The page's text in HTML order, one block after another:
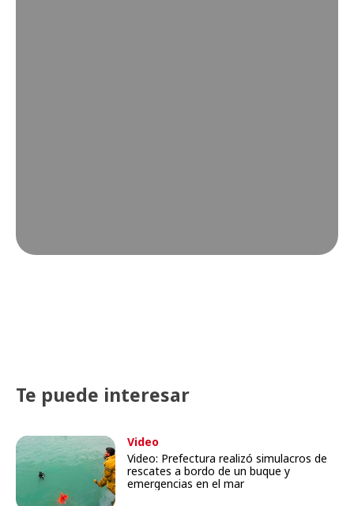
Te puede interesar
Video
Video: Prefectura realizó simulacros de
rescates a bordo de un buque y
emergencias en el mar